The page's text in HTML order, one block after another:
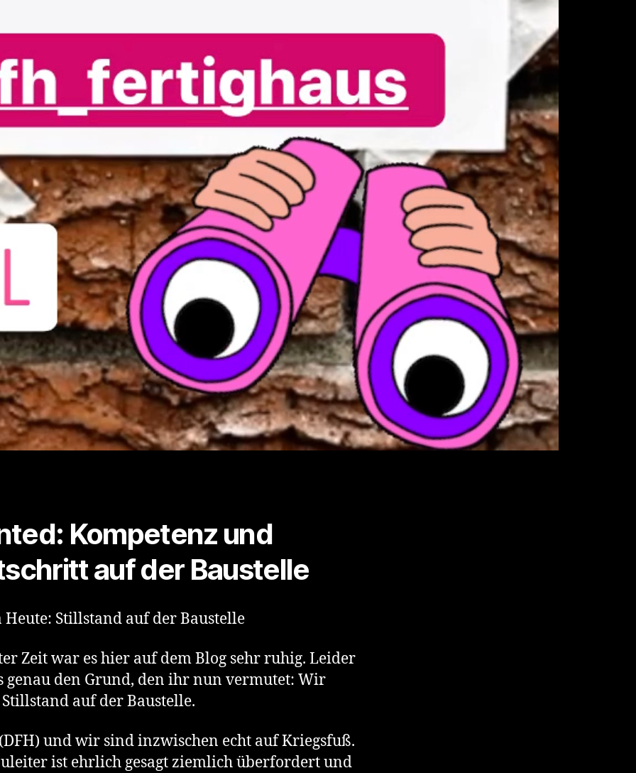
Kompetenz und
auf der Baustelle
Heute: Stillstand auf der Baustelle
Zeit war es hier auf dem Blog sehr ruhig. Leider
genau den Grund, den ihr nun vermutet: Wir
auf der Baustelle.
und wir sind inzwischen echt auf Kriegsfuß.
ist ehrlich gesagt ziemlich überfordert und